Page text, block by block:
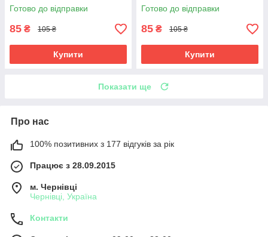
Готово до відправки
85 ₴ 105 ₴
Купити
Готово до відправки
85 ₴ 105 ₴
Купити
Показати ще
Про нас
100% позитивних з 177 відгуків за рік
Працює з 28.09.2015
м. Чернівці
Чернівці, Україна
Контакти